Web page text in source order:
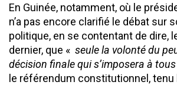
En Guinée, notamment, où le
n’a pas encore clarifié le débat sur
politique, en se contentant de dire,
dernier, que « seule la volonté du
décision finale qui s’imposera à tous
le référendum constitutionnel, tenu